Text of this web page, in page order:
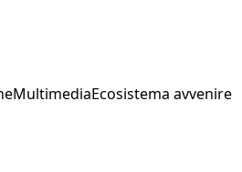
MultimediaEcosistema avvenire